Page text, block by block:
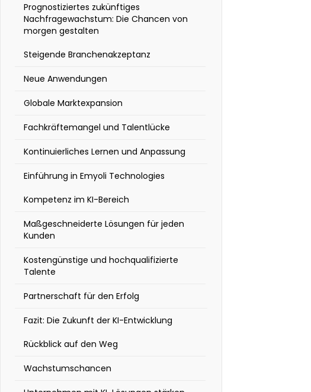
Prognostiziertes zukünftiges
Nachfragewachstum: Die Chancen von
morgen gestalten
Steigende Branchenakzeptanz
Neue Anwendungen
Globale Marktexpansion
Fachkräftemangel und Talentlücke
Kontinuierliches Lernen und Anpassung
Einführung in Emyoli Technologies
Kompetenz im KI-Bereich
Maßgeschneiderte Lösungen für jeden
Kunden
Kostengünstige und hochqualifizierte
Talente
Partnerschaft für den Erfolg
Fazit: Die Zukunft der KI-Entwicklung
Rückblick auf den Weg
Wachstumschancen